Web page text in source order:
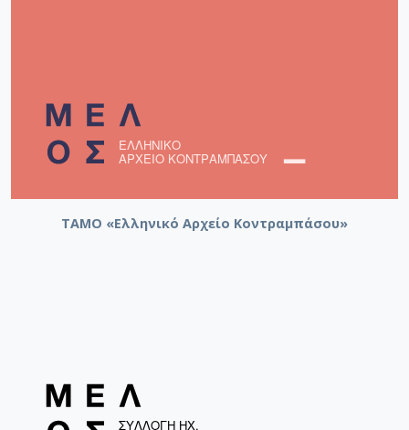
ΤΑΜΟ «Ελληνικό Αρχείο Κοντραμπάσου»